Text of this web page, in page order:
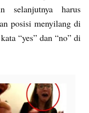
selanjutnya harus
posisi menyilang di
“yes” dan “no” di